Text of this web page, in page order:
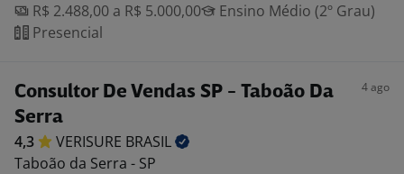
R$ 2.488,00 a R$ 5.000,00
Ensino Médio (2º Grau)
Presencial
Consultor De Vendas SP - Taboão Da
Serra
4 ago
4,3 VERISURE BRASIL
Taboão da Serra - SP